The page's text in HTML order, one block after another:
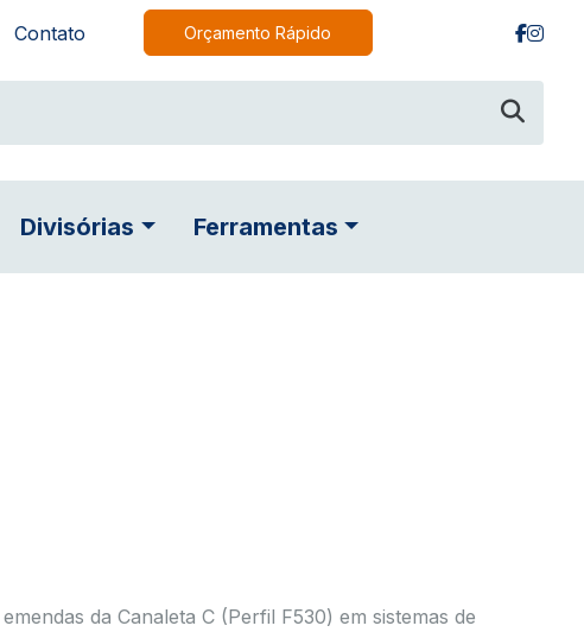
Contato Orçamento Rápido
Divisórias Ferramentas
da Canaleta C (Perfil F530) em sistemas de